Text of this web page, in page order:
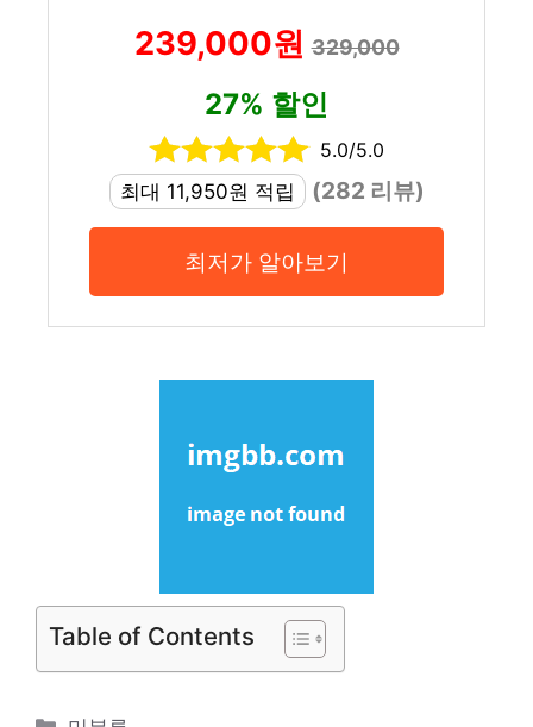
239,000원329,000
27% 할인
5.0/5.0
최대 11,950원 적립
(282 리뷰)
최저가 알아보기
Table of Contents